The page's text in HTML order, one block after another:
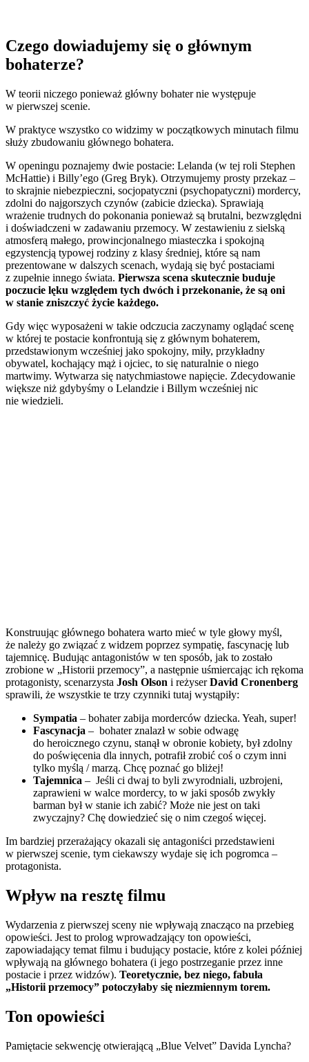
Czego dowiadujemy się o głównym
bohaterze?
W teorii niczego ponieważ główny bohater nie występuje
w pierwszej scenie.
W praktyce wszystko co widzimy w początkowych minutach filmu
służy zbudowaniu głównego bohatera.
W openingu poznajemy dwie postacie: Lelanda (w tej roli Stephen
McHattie) i Billy’ego (Greg Bryk). Otrzymujemy prosty przekaz –
to skrajnie niebezpieczni, socjopatyczni (psychopatyczni) mordercy,
zdolni do najgorszych czynów (zabicie dziecka). Sprawiają
wrażenie trudnych do pokonania ponieważ są brutalni, bezwzględni
i doświadczeni w zadawaniu przemocy. W zestawieniu z sielską
atmosferą małego, prowincjonalnego miasteczka i spokojną
egzystencją typowej rodziny z klasy średniej, które są nam
prezentowane w dalszych scenach, wydają się być postaciami
z zupełnie innego świata. Pierwsza scena skutecznie buduje
poczucie lęku względem tych dwóch i przekonanie, że są oni
w stanie zniszczyć życie każdego.
Gdy więc wyposażeni w takie odczucia zaczynamy oglądać scenę
w której te postacie konfrontują się z głównym bohaterem,
przedstawionym wcześniej jako spokojny, miły, przykładny
obywatel, kochający mąż i ojciec, to się naturalnie o niego
martwimy. Wytwarza się natychmiastowe napięcie. Zdecydowanie
większe niż gdybyśmy o Lelandzie i Billym wcześniej nic
nie wiedzieli.
Konstruując głównego bohatera warto mieć w tyle głowy myśl,
że należy go związać z widzem poprzez sympatię, fascynację lub
tajemnicę. Budując antagonistów w ten sposób, jak to zostało
zrobione w „Historii przemocy”, a następnie uśmiercając ich rękoma
protagonisty, scenarzysta Josh Olson i reżyserDavid Cronenberg
sprawili, że wszystkie te trzy czynniki tutaj wystąpiły:
Sympatia – bohater zabija morderców dziecka. Yeah, super!
Fascynacja – bohater znalazł w sobie odwagę
do heroicznego czynu, stanął w obronie kobiety, był zdolny
do poświęcenia dla innych, potrafił zrobić coś o czym inni
tylko myślą / marzą. Chcę poznać go bliżej!
Tajemnica – Jeśli ci dwaj to byli zwyrodniali, uzbrojeni,
zaprawieni w walce mordercy, to w jaki sposób zwykły
barman był w stanie ich zabić? Może nie jest on taki
zwyczajny? Chę dowiedzieć się o nim czegoś więcej.
Im bardziej przerażający okazali się antagoniści przedstawieni
w pierwszej scenie, tym ciekawszy wydaje się ich pogromca –
protagonista.
Wpływ na resztę filmu
Wydarzenia z pierwszej sceny nie wpływają znacząco na przebieg
opowieści. Jest to prolog wprowadzający ton opowieści,
zapowiadający temat filmu i budujący postacie, które z kolei później
wpływają na głównego bohatera (i jego postrzeganie przez inne
postacie i przez widzów). Teoretycznie, bez niego, fabuła
„Historii przemocy” potoczyłaby się niezmiennym torem.
Ton opowieści
Pamiętacie sekwencję otwierającą „Blue Velvet” Davida Lyncha?